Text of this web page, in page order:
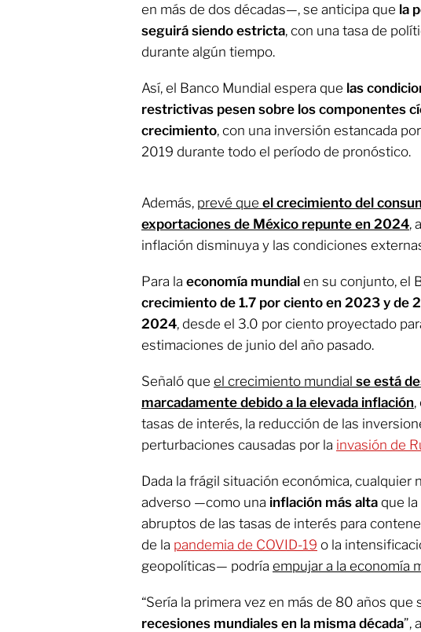
en más de dos décadas—, se anticipa que la
seguirá siendo estricta, con una tasa de
durante algún tiempo.
Así, el Banco Mundial espera que las
restrictivas pesen sobre los componentes
crecimiento, con una inversión estancada
2019 durante todo el período de pronóstico.
Además, prevé que el crecimiento del
exportaciones de México repunte en 2024,
inflación disminuya y las condiciones
Para la economía mundial en su conjunto, el
crecimiento de 1.7 por ciento en 2023 y de
2024, desde el 3.0 por ciento proyectado
estimaciones de junio del año pasado.
Señaló que el crecimiento mundial se está
marcadamente debido a la elevada inflación,
tasas de interés, la reducción de las
perturbaciones causadas por la invasión de
Dada la frágil situación económica, cualquier
adverso —como una inflación más alta que
abruptos de las tasas de interés para
de la pandemia de COVID-19 o la
geopolíticas— podría empujar a la economía
“Sería la primera vez en más de 80 años que
recesiones mundiales en la misma década”,